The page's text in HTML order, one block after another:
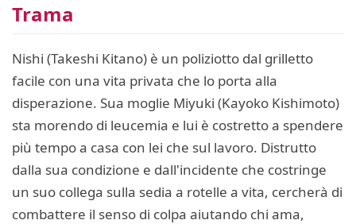
Trama
Nishi (Takeshi Kitano) è un poliziotto dal grilletto
facile con una vita privata che lo porta alla
disperazione. Sua moglie Miyuki (Kayoko Kishimoto)
sta morendo di leucemia e lui è costretto a spendere
più tempo a casa con lei che sul lavoro. Distrutto
dalla sua condizione e dall'incidente che costringe
un suo collega sulla sedia a rotelle a vita, cercherà di
combattere il senso di colpa aiutando chi ama,